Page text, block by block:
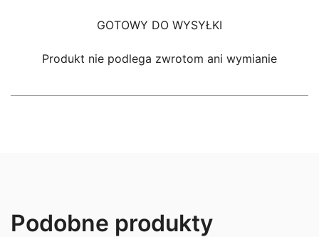
GOTOWY DO WYSYŁKI
Produkt nie podlega zwrotom ani wymianie
Podobne produkty